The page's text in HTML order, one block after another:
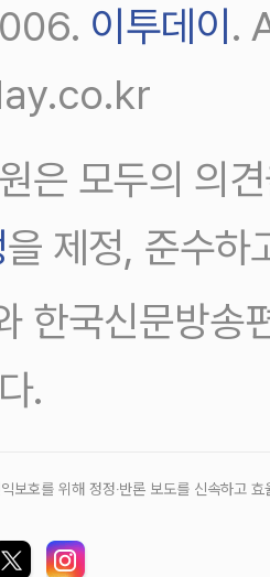
이투데이.
은 모두의 의
을 제정, 준수하
한국신문방송
.
보호를 위해 정정‧반론 보도를 신속하고